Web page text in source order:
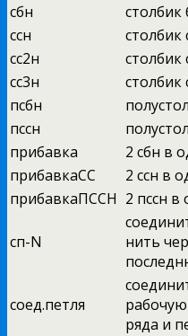
сбн
столбик
ссн
столбик
сс2н
столбик
сс3н
столбик
псбн
пссн
прибавка
2 сбн в
прибавкаСС
2 ссн в
прибавкаПССН 2 пссн
сп-N
нить
соед.петля
ряда и